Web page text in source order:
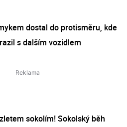
dostal do protisměru, kde
s dalším vozidlem
sokolím! Sokolský běh